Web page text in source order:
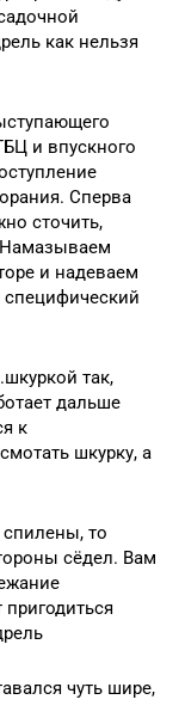
как нельзя
и впускного
Сперва
сточить,
и надеваем
специфический
так,
дальше
к
шкурку, а
то
сёдел. Вам
чуть шире,